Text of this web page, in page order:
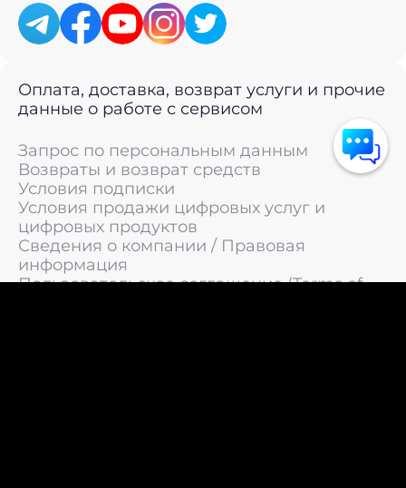
Оплата, доставка, возврат услуги и прочие
данные о работе с сервисом
Запрос по персональным данным
Возвраты и возврат средств
Условия подписки
Условия продажи цифровых услуг и
цифровых продуктов
Сведения о компании / Правовая
информация
Пользовательское соглашение (Terms of